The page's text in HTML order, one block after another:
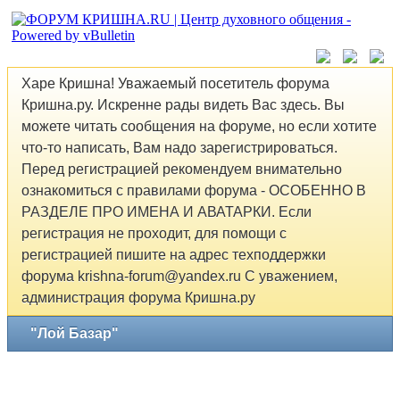
Харе Кришна! Уважаемый посетитель форума
Кришна.ру. Искренне рады видеть Вас здесь. Вы
можете читать сообщения на форуме, но если хотите
что-то написать, Вам надо зарегистрироваться.
Перед регистрацией рекомендуем внимательно
ознакомиться с правилами форума - ОСОБЕННО В
РАЗДЕЛЕ ПРО ИМЕНА И АВАТАРКИ. Если
регистрация не проходит, для помощи с
регистрацией пишите на адрес техподдержки
форума krishna-forum@yandex.ru С уважением,
администрация форума Кришна.ру
"Лой Базар"